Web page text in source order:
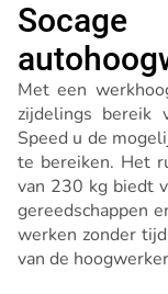
Met een
zijdelings bereik
Speed u de
te bereiken. Het
van 230 kg biedt
gereedschappen
werken zonder
van de